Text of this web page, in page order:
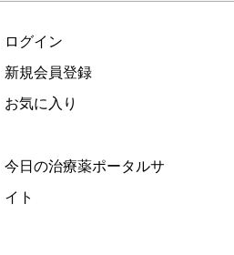
ログイン
新規会員登録
お気に入り
今日の治療薬ポータルサ
イト